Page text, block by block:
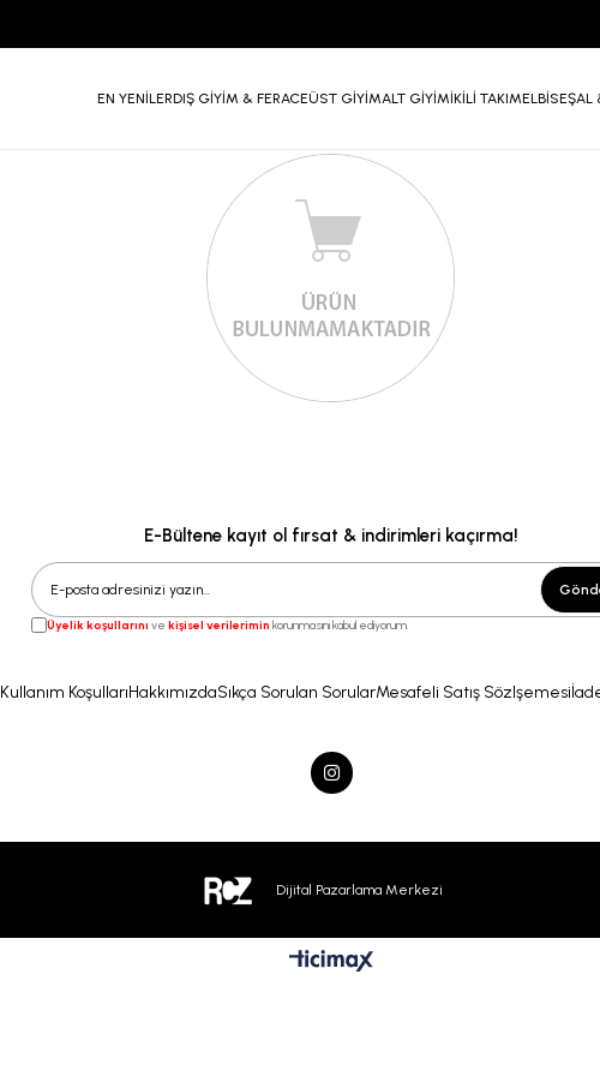
EN YENİLERDIŞ GİYİM & FERACEÜST GİYİMALT GİYİMİKİLİ TAKIMELBİSEŞAL
E-Bültene kayıt ol fırsat & indirimleri kaçırma!
Üyelik koşullarını ve kişisel verilerimin korunmasını kabul ediyorum.
Kullanım KoşullarıHakkımızdaSıkça Sorulan SorularMesafeli Satış Sözlşemesi
Dijital Pazarlama Merkezi